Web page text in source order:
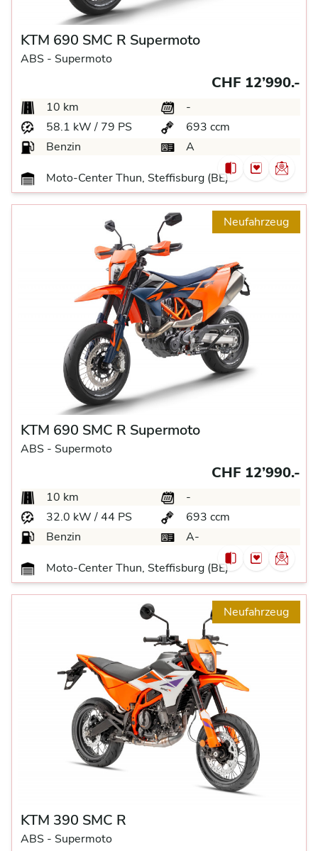
KTM 690 SMC R Supermoto
ABS - Supermoto
CHF 12’990.-
10 km
-
58.1 kW / 79 PS
693 ccm
Benzin
A
Moto-Center Thun, Steffisburg (BE)
Neufahrzeug
KTM 690 SMC R Supermoto
ABS - Supermoto
CHF 12’990.-
10 km
-
32.0 kW / 44 PS
693 ccm
Benzin
A-
Moto-Center Thun, Steffisburg (BE)
Neufahrzeug
KTM 390 SMC R
ABS - Supermoto